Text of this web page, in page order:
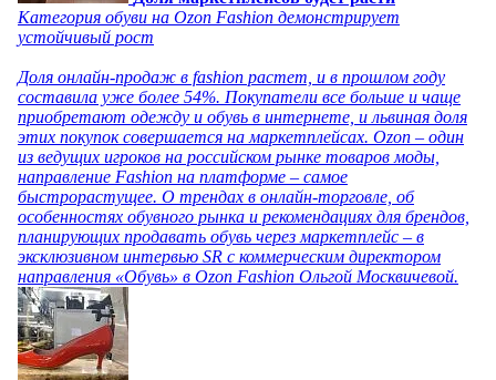
Категория обуви на Ozon Fashion демонстрирует
устойчивый рост
Доля онлайн-продаж в fashion растет, и в прошлом году
составила уже более 54%. Покупатели все больше и чаще
приобретают одежду и обувь в интернете, и львиная доля
этих покупок совершается на маркетплейсах. Ozon – один
из ведущих игроков на российском рынке товаров моды,
направление Fashion на платформе – самое
быстрорастущее. О трендах в онлайн-торговле, об
особенностях обувного рынка и рекомендациях для брендов,
планирующих продавать обувь через маркетплейс – в
эксклюзивном интервью SR с коммерческим директором
направления «Обувь» в Ozon Fashion Ольгой Москвичевой.